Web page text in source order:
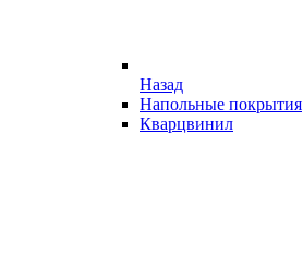
Назад
Напольные покрытия
Кварцвинил